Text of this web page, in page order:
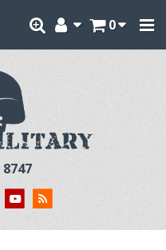
0
8747